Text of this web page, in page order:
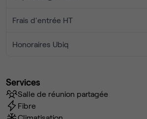
Frais d'entrée HT
Honoraires Ubiq
Services
Salle de réunion partagée
Fibre